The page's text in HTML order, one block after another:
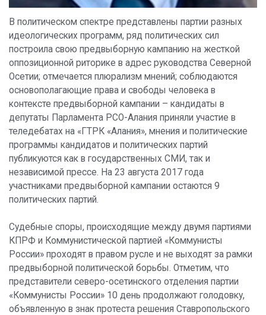
В политическом спектре представлены партии разных
идеологических программ, ряд политических сил
построила свою предвыборную кампанию на жесткой
оппозиционной риторике в адрес руководства Северной
Осетии; отмечается плюрализм мнений; соблюдаются
основополагающие права и свободы человека в
контексте предвыборной кампании – кандидаты в
депутаты Парламента РСО-Алания приняли участие в
теледебатах на «ГТРК «Алания», мнения и политические
программы кандидатов и политических партий
публикуются как в государственных СМИ, так и
независимой прессе. На 23 августа 2017 года
участниками предвыборной кампании остаются 9
политических партий.
Судебные споры, происходящие между двумя партиями
КПРФ и Коммунистической партией «Коммунисты
России» проходят в правом русле и не выходят за рамки
предвыборной политической борьбы. Отметим, что
представители северо-осетинского отделения партии
«Коммунисты России» 10 день продолжают голодовку,
объявленную в знак протеста решения Ставропольского